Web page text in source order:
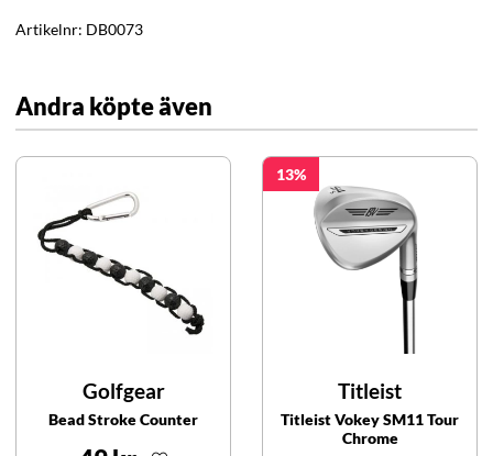
Artikelnr: DB0073
Andra köpte även
Golfgear
Bead Stroke Counter
13
Titleist
Titleist Vokey SM11 Tour
Chrome